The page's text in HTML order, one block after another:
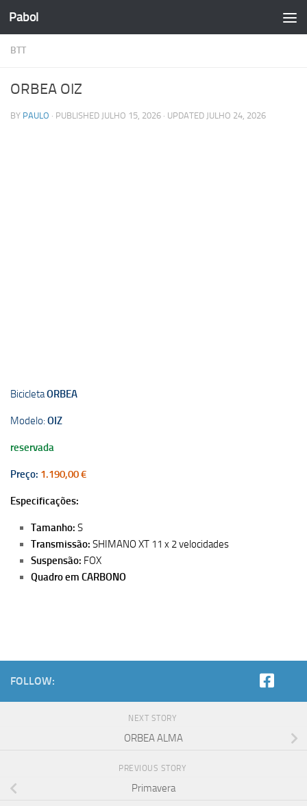
Skip to content
Pabol
BTT
ORBEA OIZ
BY PAULO · PUBLISHED JULHO 15, 2026 · UPDATED JULHO 24, 2026
BicicletaORBEA
Modelo: OIZ
reservada
Preço: 1.190,00 €
Especificações:
Tamanho: S
Transmissão: SHIMANO XT 11 x 2 velocidades
Suspensão: FOX
Quadro em CARBONO
FOLLOW:
NEXT STORY
ORBEA ALMA
PREVIOUS STORY
Primavera